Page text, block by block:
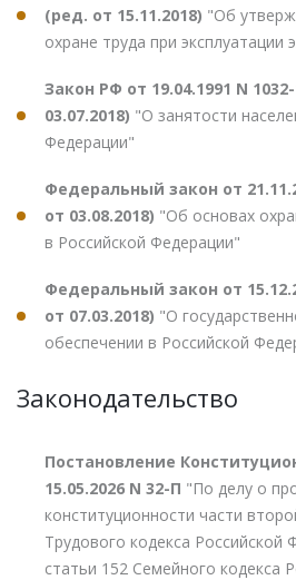
(ред. от 15.11.2018) "Об
охране труда при эксплуатации
Закон РФ от 19.04.1991 N
03.07.2018) "О занятости
Федерации"
Федеральный закон от
от 03.08.2018) "Об основах
в Российской Федерации"
Федеральный закон от
от 07.03.2018) "О
обеспечении в Российской
Законодательство
Постановление
15.05.2026 N 32-П "По делу о
конституционности части
Трудового кодекса Российской
статьи 152 Семейного кодекса